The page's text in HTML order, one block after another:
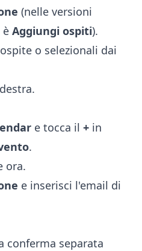
(nelle versioni
è Aggiungi ospiti).
o selezionali dai
e tocca il + in
.
ora.
e inserisci l'email di
conferma separata